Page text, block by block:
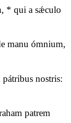
* qui a sǽculo
manu ómnium,
nostris:
patrem